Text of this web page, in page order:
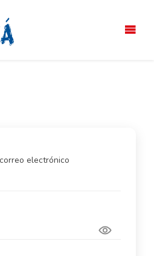
electrónico